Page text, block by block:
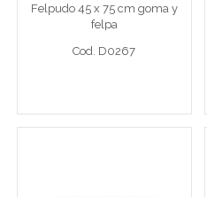
Cod. D0267
Felpudo 45 x 75 cm goma y
felpa
Cod. D0267